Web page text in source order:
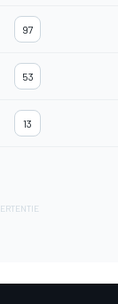
97
53
13